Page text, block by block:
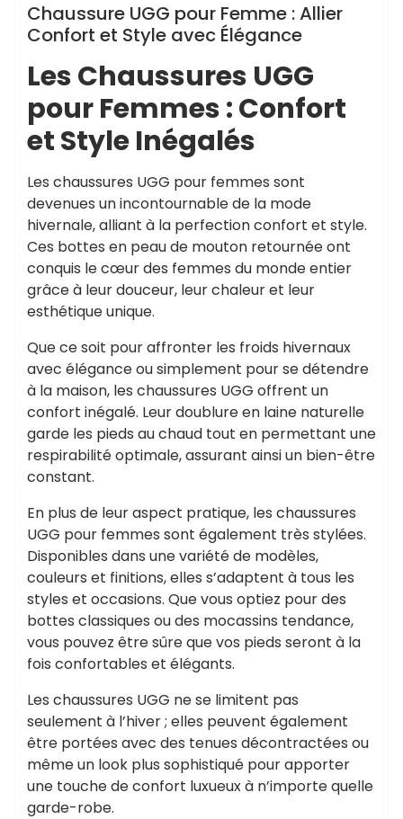
Chaussure UGG pour Femme : Allier
Confort et Style avec Élégance
Les Chaussures UGG
pour Femmes : Confort
et Style Inégalés
Les chaussures UGG pour femmes sont
devenues un incontournable de la mode
hivernale, alliant à la perfection confort et style.
Ces bottes en peau de mouton retournée ont
conquis le cœur des femmes du monde entier
grâce à leur douceur, leur chaleur et leur
esthétique unique.
Que ce soit pour affronter les froids hivernaux
avec élégance ou simplement pour se détendre
à la maison, les chaussures UGG offrent un
confort inégalé. Leur doublure en laine naturelle
garde les pieds au chaud tout en permettant une
respirabilité optimale, assurant ainsi un bien-être
constant.
En plus de leur aspect pratique, les chaussures
UGG pour femmes sont également très stylées.
Disponibles dans une variété de modèles,
couleurs et finitions, elles s’adaptent à tous les
styles et occasions. Que vous optiez pour des
bottes classiques ou des mocassins tendance,
vous pouvez être sûre que vos pieds seront à la
fois confortables et élégants.
Les chaussures UGG ne se limitent pas
seulement à l’hiver ; elles peuvent également
être portées avec des tenues décontractées ou
même un look plus sophistiqué pour apporter
une touche de confort luxueux à n’importe quelle
garde-robe.